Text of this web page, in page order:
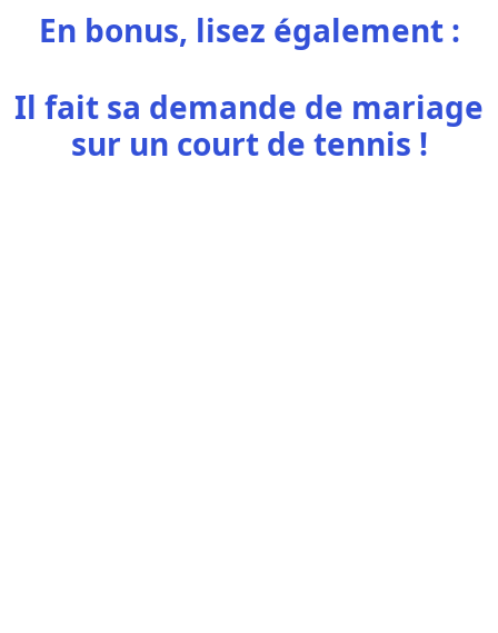
En bonus, lisez également :
Il fait sa demande de mariage
sur un court de tennis !